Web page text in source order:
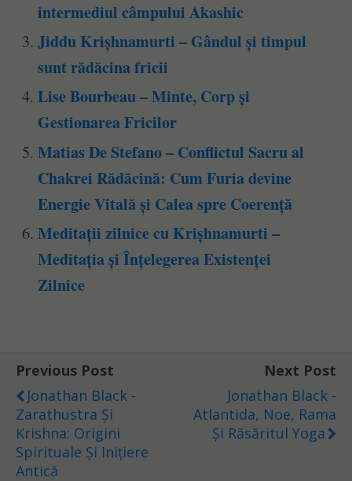
intermediul câmpului Akashic
Jiddu Krișhnamurti – Gândul și timpul
sunt rădăcina fricii
Lise Bourbeau – Minte, Corp și
Gestionarea Fricilor
Matias De Stefano – Conflictul Sacru al
Chakrei Rădăcină: Cum Furia devine
Energie Vitală și Calea spre Coerență
Meditații zilnice cu Krișhnamurti –
Meditația și Înțelegerea Existenței
Zilnice
Previous Post
Jonathan Black -
Zarathustra Și
Krishna: Origini
Spirituale Și Inițiere
Antică
Next Post
Jonathan Black -
Atlantida, Noe, Rama
Și Răsăritul Yoga